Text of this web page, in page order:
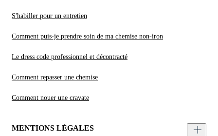
S'habiller pour un entretien
Comment puis-je prendre soin de ma chemise non-iron
Le dress code professionnel et décontracté
Comment repasser une chemise
Comment nouer une cravate
MENTIONS LÉGALES